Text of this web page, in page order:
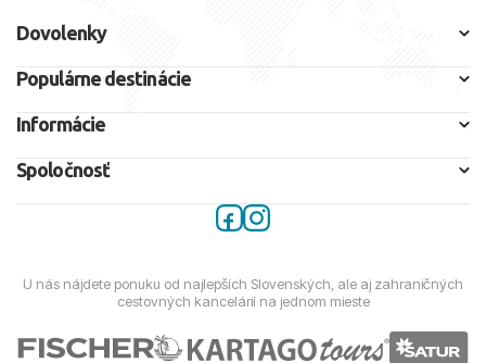
Dovolenky
Populárne destinácie
Informácie
Spoločnosť
U nás nájdete ponuku od najlepších Slovenských, ale aj zahraničných
cestovných kancelárií na jednom mieste